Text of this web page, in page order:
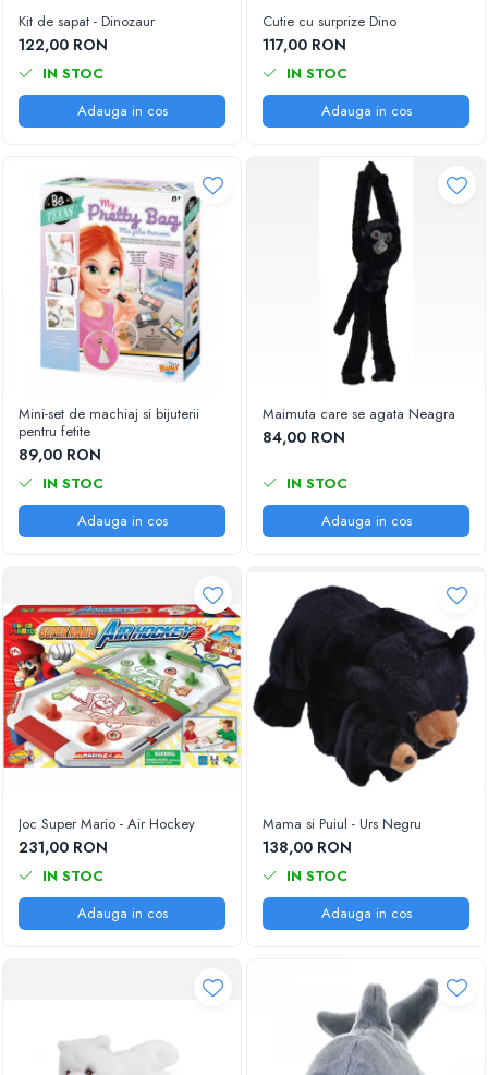
Kit de sapat - Dinozaur
122,00 RON
IN STOC
Adauga in cos
Cutie cu surprize Dino
117,00 RON
IN STOC
Adauga in cos
Mini-set de machiaj si bijuterii
pentru fetite
89,00 RON
IN STOC
Adauga in cos
Maimuta care se agata Neagra
84,00 RON
IN STOC
Adauga in cos
Joc Super Mario - Air Hockey
231,00 RON
IN STOC
Adauga in cos
Mama si Puiul - Urs Negru
138,00 RON
IN STOC
Adauga in cos